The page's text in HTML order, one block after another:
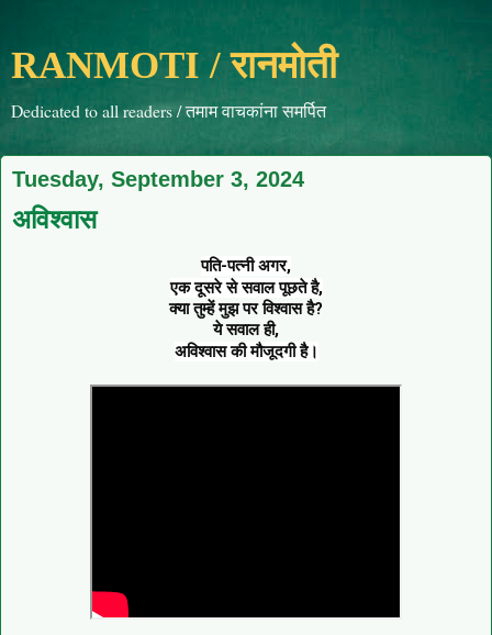
RANMOTI / रानमोती
Dedicated to all readers / तमाम वाचकांना समर्पित
Tuesday, September 3, 2024
अविश्वास
पति-पत्नी अगर,
एक दूसरे से सवाल पूछते है,
क्या तुम्हें मुझ पर विश्वास है?
ये सवाल ही,
अविश्वास की मौजूदगी है।